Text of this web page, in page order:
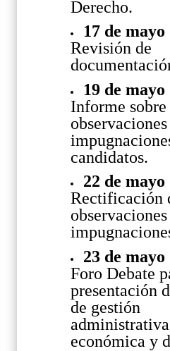
Derecho.
17 de mayo
Revisión de
19 de mayo
Informe sobre
observaciones
candidatos.
22 de mayo
Rectificación
observaciones
23 de mayo
Foro Debate
presentación
de gestión
económica y